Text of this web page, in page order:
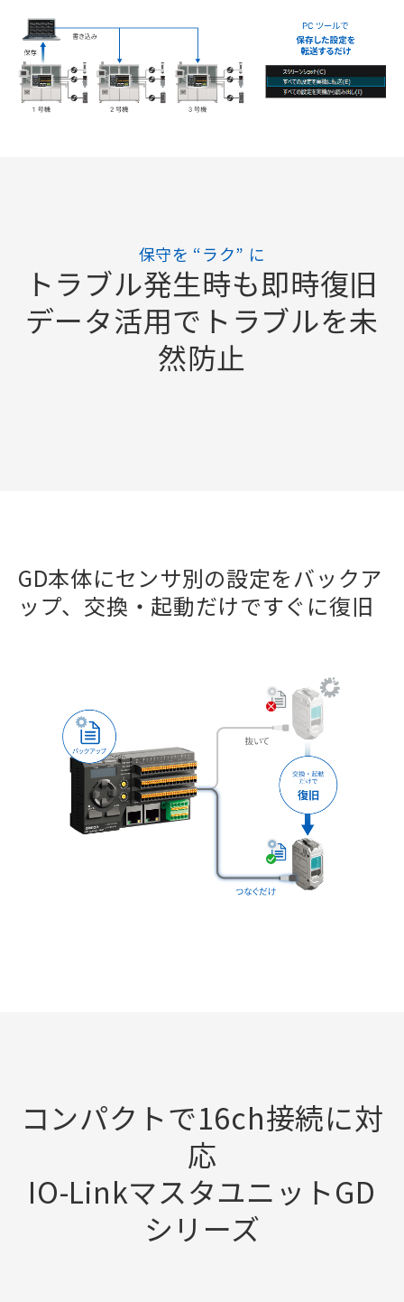
保守を “ラク” に
トラブル発生時も即時復旧
データ活用でトラブルを未
然防止
GD本体にセンサ別の設定をバックア
ップ、交換・起動だけですぐに復旧
コンパクトで16ch接続に対
応
IO-LinkマスタユニットGD
シリーズ